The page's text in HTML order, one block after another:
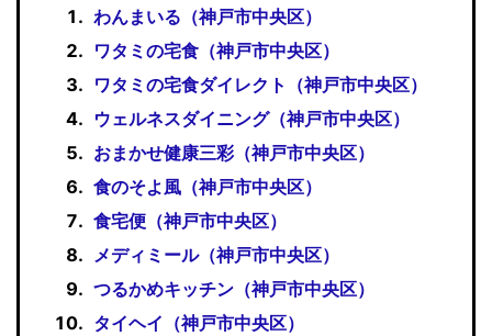
わんまいる（神戸市中央区）
ワタミの宅食（神戸市中央区）
ワタミの宅食ダイレクト（神戸市中央区）
ウェルネスダイニング（神戸市中央区）
おまかせ健康三彩（神戸市中央区）
食のそよ風（神戸市中央区）
食宅便（神戸市中央区）
メディミール（神戸市中央区）
つるかめキッチン（神戸市中央区）
タイヘイ（神戸市中央区）